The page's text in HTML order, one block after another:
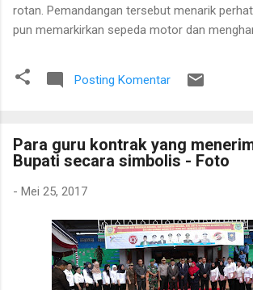
rotan. Pemandangan tersebut menarik
pun memarkirkan sepeda motor dan
proses pengolahan rotan hingga menjadi
anyaman. Di tangan masyarakat setempat,
ekonomi. Bapak tersebut bercerita bahwa
dibersihkannya berasal dari kebun karet yang
rotan. Tanaman itu diperkirakan telah berusia
untuk ditarik dan dipanen. Menurutnya,
duri-duri pada bagian batang yang akan
dibersihkan terlebih dahulu. Setelah bagian
barulah rotan dapat...
Posting Komentar
Para guru kontrak yang
Bupati secara simbolis - Foto
- Mei 25, 2017